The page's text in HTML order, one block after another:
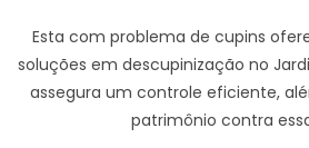
Esta com problema de cupins
soluções em descupinização no
assegura um controle eficiente,
patrimônio contra